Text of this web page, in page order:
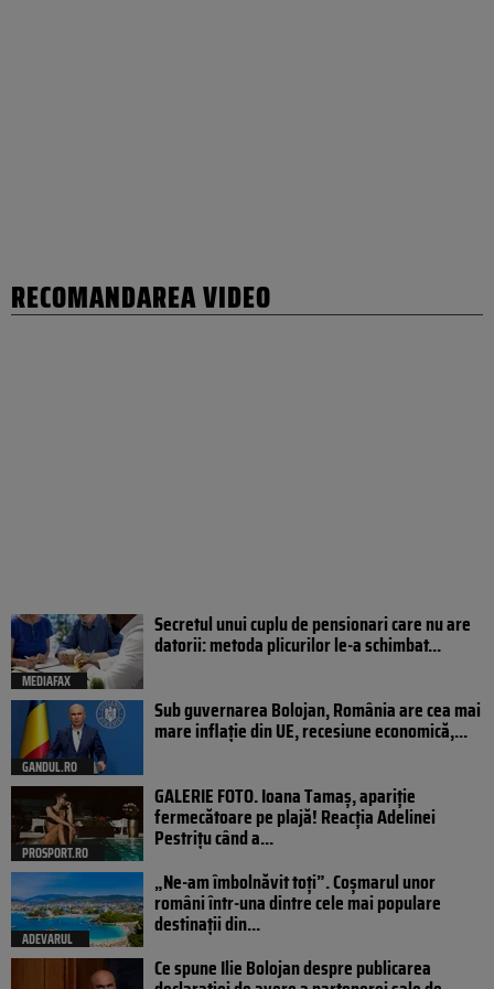
RECOMANDAREA VIDEO
MEDIAFAX
Secretul unui cuplu de pensionari care nu are
datorii: metoda plicurilor le-a schimbat...
GANDUL.RO
Sub guvernarea Bolojan, România are cea mai
mare inflație din UE, recesiune economică,...
PROSPORT.RO
GALERIE FOTO. Ioana Tamaş, apariție
fermecătoare pe plajă! Reacția Adelinei
Pestrițu când a...
ADEVARUL
„Ne-am îmbolnăvit toți”. Coșmarul unor
români într-una dintre cele mai populare
destinații din...
Ce spune Ilie Bolojan despre publicarea